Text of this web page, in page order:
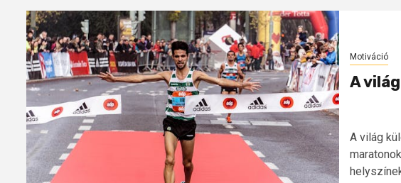
Motiváció
A
A világ